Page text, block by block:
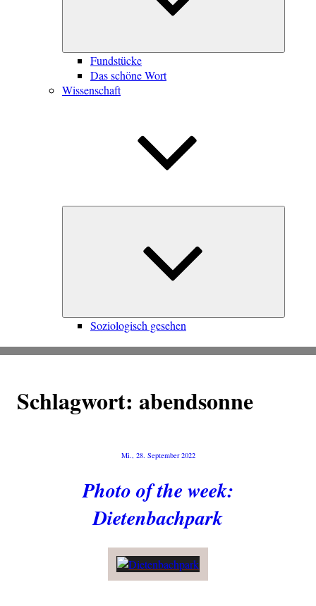
Fundstücke
Das schöne Wort
Wissenschaft
Soziologisch gesehen
Schlagwort: abendsonne
Veröffentlicht
Mi., 28. September 2022
Photo of the week:
Dietenbachpark